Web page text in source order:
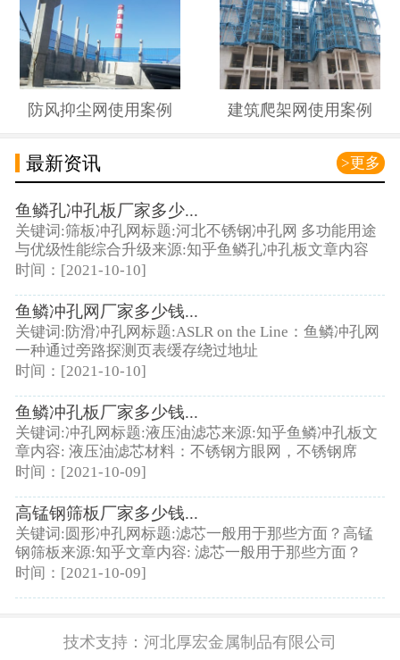
防风抑尘网使用案例 建筑爬架网使用案例
>更多
最新资讯
鱼鳞孔冲孔板厂家多少...
关键词:筛板冲孔网标题:河北不锈钢冲孔网 多功能用途
与优级性能综合升级来源:知乎鱼鳞孔冲孔板文章内容
时间：[2021-10-10]
鱼鳞冲孔网厂家多少钱...
关键词:防滑冲孔网标题:ASLR on the Line：鱼鳞冲孔网
一种通过旁路探测页表缓存绕过地址
时间：[2021-10-10]
鱼鳞冲孔板厂家多少钱...
关键词:冲孔网标题:液压油滤芯来源:知乎鱼鳞冲孔板文
章内容: 液压油滤芯材料：不锈钢方眼网，不锈钢席
时间：[2021-10-09]
高锰钢筛板厂家多少钱...
关键词:圆形冲孔网标题:滤芯一般用于那些方面？高锰
钢筛板来源:知乎文章内容: 滤芯一般用于那些方面？
时间：[2021-10-09]
技术支持： 河北厚宏金属制品有限公司